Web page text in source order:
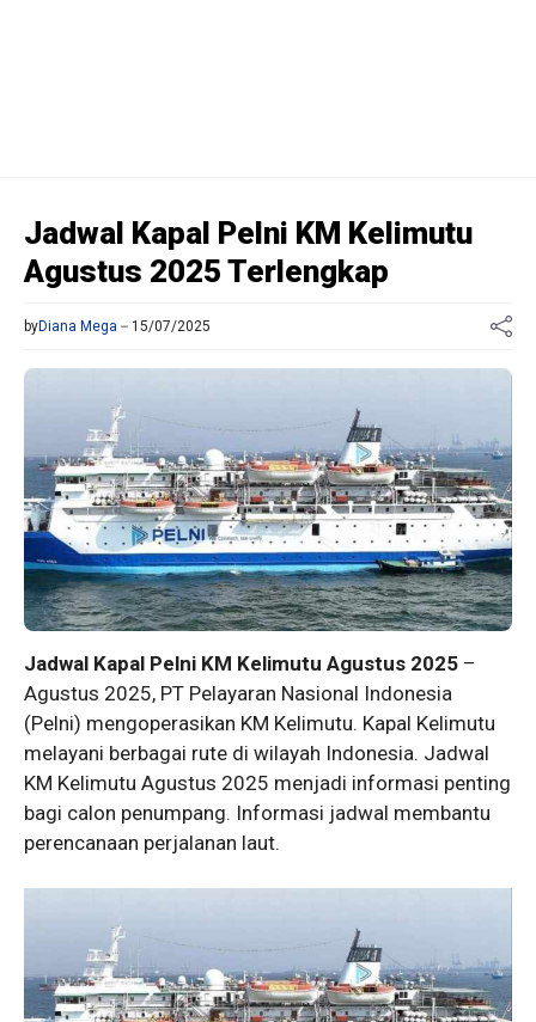
Jadwal Kapal Pelni KM Kelimutu
Agustus 2025 Terlengkap
byDiana Mega 15/07/2025
Jadwal Kapal Pelni KM Kelimutu Agustus 2025 –
Agustus 2025, PT Pelayaran Nasional Indonesia
(Pelni) mengoperasikan KM Kelimutu. Kapal Kelimutu
melayani berbagai rute di wilayah Indonesia. Jadwal
KM Kelimutu Agustus 2025 menjadi informasi penting
bagi calon penumpang. Informasi jadwal membantu
perencanaan perjalanan laut.